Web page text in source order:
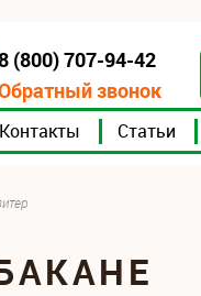
Контакты Статьи
(800) 707-94-42
звонок